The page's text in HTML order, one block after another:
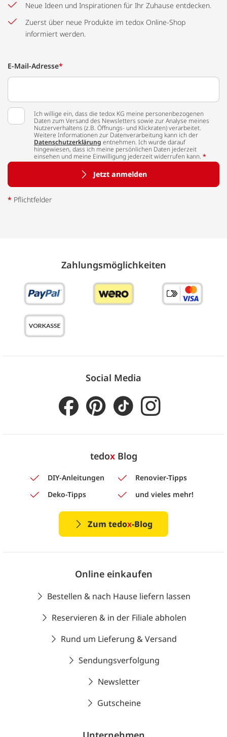
Neue Ideen und Inspirationen für Ihr Zuhause entdecken.
Zuerst über neue Produkte im tedox Online-Shop
informiert werden.
E-Mail-Adresse*
Ich willige ein, dass die tedox KG meine personenbezogenen
Daten zum Versand des Newsletters sowie zur Analyse meines
Nutzerverhaltens (z.B. Öffnungs- und Klickraten) verarbeitet.
Weitere Informationen zur Datenverarbeitung kann ich der
Datenschutzerklärung entnehmen. Ich wurde darauf
hingewiesen, dass ich meine persönlichen Daten jederzeit
einsehen und meine Einwilligung jederzeit widerrufen kann. *
Jetzt anmelden
* Pflichtfelder
Zahlungs­möglich­keiten
Social Media
tedoxBlog
DIY-Anleitungen
Renovier-Tipps
Deko-Tipps
und vieles mehr!
Zum tedox-Blog
Online einkaufen
Bestellen & nach Hause liefern lassen
Reservieren & in der Filiale abholen
Rund um Lieferung & Versand
Sendungsverfolgung
Newsletter
Gutscheine